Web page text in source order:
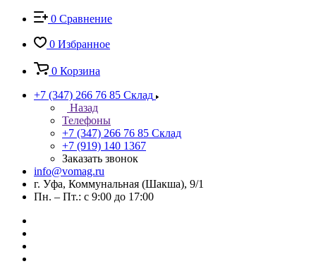
0 Сравнение
0 Избранное
0 Корзина
+7 (347) 266 76 85 Склад
Назад
Телефоны
+7 (347) 266 76 85 Склад
+7 (919) 140 1367
Заказать звонок
info@vomag.ru
г. Уфа, Коммунальная (Шакша), 9/1
Пн. – Пт.: с 9:00 до 17:00